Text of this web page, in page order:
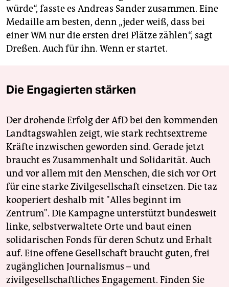
würde“, fasste es Andreas Sander zusammen. Eine
Medaille am besten, denn „jeder weiß, dass bei
einer WM nur die ersten drei Plätze zählen“, sagt
Dreßen. Auch für ihn. Wenn er startet.
Die Engagierten stärken
Der drohende Erfolg der AfD bei den kommenden
Landtagswahlen zeigt, wie stark rechtsextreme
Kräfte inzwischen geworden sind. Gerade jetzt
braucht es Zusammenhalt und Solidarität. Auch
und vor allem mit den Menschen, die sich vor Ort
für eine starke Zivilgesellschaft einsetzen. Die taz
kooperiert deshalb mit "Alles beginnt im
Zentrum". Die Kampagne unterstützt bundesweit
linke, selbstverwaltete Orte und baut einen
solidarischen Fonds für deren Schutz und Erhalt
auf. Eine offene Gesellschaft braucht guten, frei
zugänglichen Journalismus – und
zivilgesellschaftliches Engagement. Finden Sie